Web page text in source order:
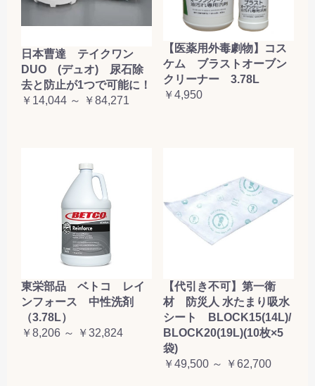
日本曹達 テイクワン
DUO (デュオ) 尿石除
去と防止が1つで可能に！
￥14,044 ～ ￥84,271
【医薬用外毒劇物】コス
ケム ブラストオーブン
クリーナー 3.78L
￥4,950
東栄部品 ベトコ レイ
ンフォース 中性洗剤
（3.78L）
￥8,206 ～ ￥32,824
【代引き不可】第一衛
材 防災人 水たまり吸水
シート BLOCK15(14L)/
BLOCK20(19L)(10枚×5
袋)
￥49,500 ～ ￥62,700